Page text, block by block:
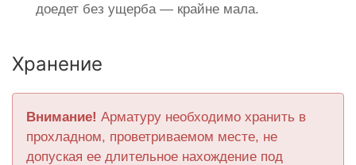
доедет без ущерба — крайне мала.
Хранение
Внимание! Арматуру необходимо хранить в
прохладном, проветриваемом месте, не
допуская ее длительное нахождение под